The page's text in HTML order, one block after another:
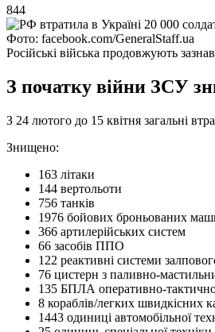
844
Фото: facebook.com/GeneralStaff.ua
Російські війська продовжують
З початку війни ЗСУ
З 24 лютого до 15 квітня загальні
Знищено:
163 літаки
144 вертольоти
756 танків
1976 бойових броньованих
366 артилерійських систем
66 засобів ППО
122 реактивні системи
76 цистерн з паливно-
135 БПЛА оперативно-
8 кораблів/легких швидкісних
1443 одиниці автомобільної